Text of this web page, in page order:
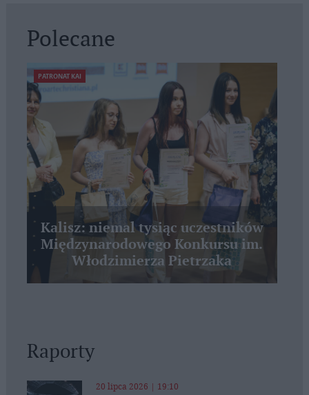
Polecane
PATRONAT KAI
Kalisz: niemal tysiąc uczestników
Międzynarodowego Konkursu im.
Włodzimierza Pietrzaka
Raporty
20 lipca 2026 | 19:10